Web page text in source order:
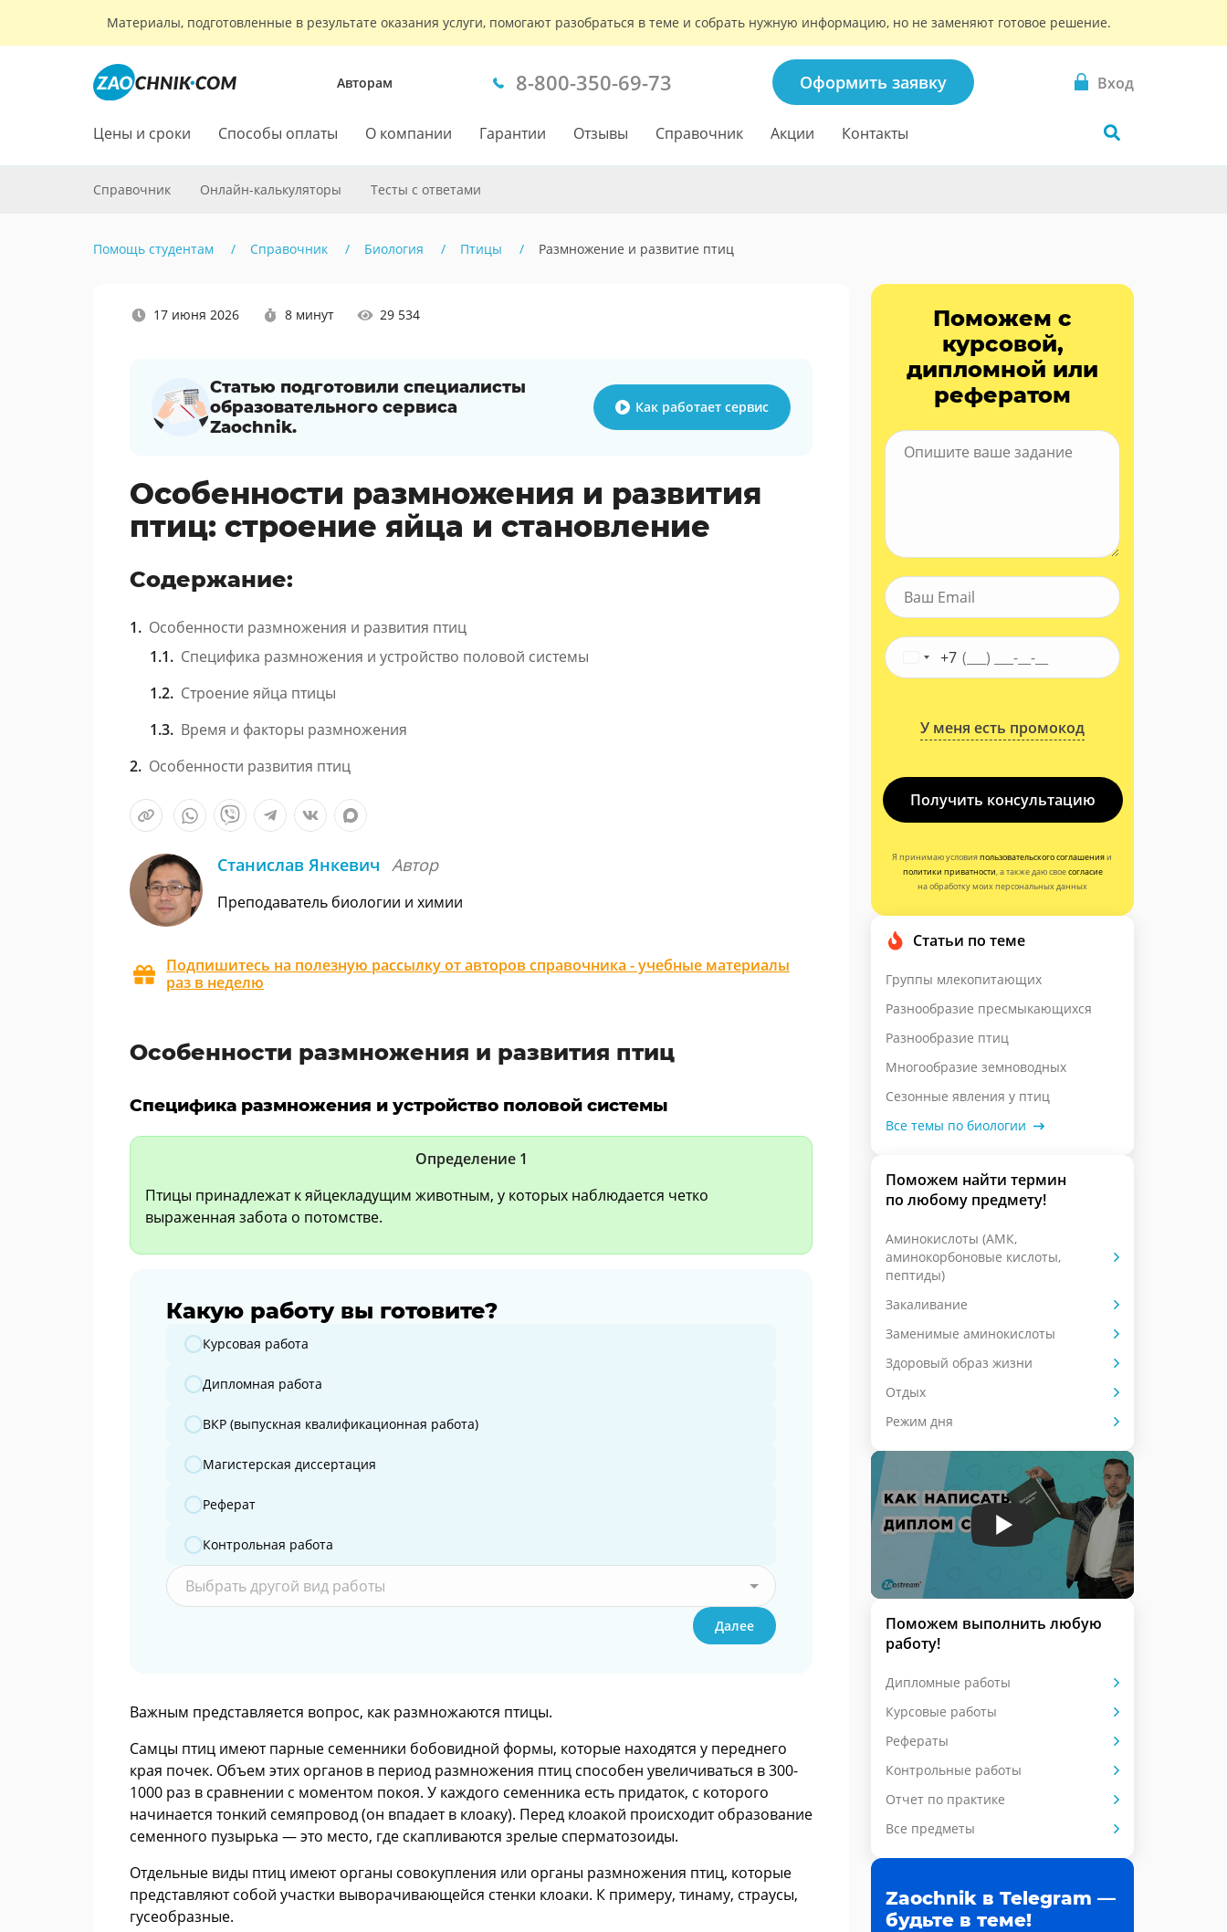
Материалы, подготовленные в результате оказания услуги, помогают разобраться в теме и собрать нужную информацию, но не заменяют готовое решение.
Авторам 8-800-350-69-73 Оформить заявку Вход
Цены и сроки Способы оплаты О компании Гарантии Отзывы Справочник Акции Контакты
Справочник Онлайн-калькуляторы Тесты с ответами
Помощь студентам Справочник Биология Птицы Размножение и развитие птиц
17 июня 2026 8 минут 29 534
Статью подготовили специалисты
образовательного сервиса
Zaochnik.
Как работает сервис
Особенности размножения и развития
птиц: строение яйца и становление
Содержание:
Особенности размножения и развития птиц
Специфика размножения и устройство половой системы
Строение яйца птицы
Время и факторы размножения
Особенности развития птиц
Станислав Янкевич Автор
Преподаватель биологии и химии
Подпишитесь на полезную рассылку от авторов справочника - учебные материалы
раз в неделю
Особенности размножения и развития птиц
Специфика размножения и устройство половой системы
Определение 1
Птицы принадлежат к яйцекладущим животным, у которых наблюдается четко
выраженная забота о потомстве.
Какую работу вы готовите?
Какую работу вы готовите?
Курсовая работа
Дипломная работа
ВКР (выпускная квалификационная работа)
Магистерская диссертация
Реферат
Контрольная работа
Выбрать другой вид работы
Далее
Важным представляется вопрос, как размножаются птицы.
Самцы птиц имеют парные семенники бобовидной формы, которые находятся у переднего
края почек. Объем этих органов в период размножения птиц способен увеличиваться в 300-
1000 раз в сравнении с моментом покоя. У каждого семенника есть придаток, с которого
начинается тонкий семяпровод (он впадает в клоаку). Перед клоакой происходит образование
семенного пузырька — это место, где скапливаются зрелые сперматозоиды.
Отдельные виды птиц имеют органы совокупления или органы размножения птиц, которые
представляют собой участки выворачивающейся стенки клоаки. К примеру, тинаму, страусы,
гусеобразные.
Поможем с
курсовой,
дипломной или
рефератом
+7
У меня есть промокод
Получить консультацию
Я принимаю условияпользовательского соглашенияи
политики приватности, а также даю своесогласие
на обработку моих персональных данных
Статьи по теме
Группы млекопитающих
Разнообразие пресмыкающихся
Разнообразие птиц
Многообразие земноводных
Сезонные явления у птиц
Все темы по биологии
Поможем найти термин
по любому предмету!
Аминокислоты (АМК,
аминокорбоновые кислоты,
пептиды)
Закаливание
Заменимые аминокислоты
Здоровый образ жизни
Отдых
Режим дня
Поможем выполнить любую
работу!
Дипломные работы
Курсовые работы
Рефераты
Контрольные работы
Отчет по практике
Все предметы
Zaochnik в Telegram —
будьте в теме!